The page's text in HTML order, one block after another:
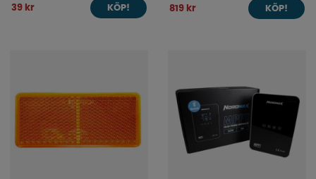
39 kr KÖP! 819 kr KÖP!